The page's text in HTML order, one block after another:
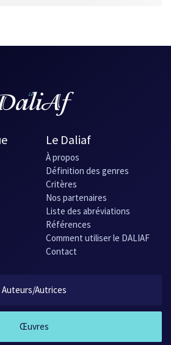
Le Daliaf
À propos
Définition des genres
Critères
Nos partenaires
Liste des abréviations
Références
Comment utiliser le DALIAF
Contact
Auteurs/Autrices
Œuvres